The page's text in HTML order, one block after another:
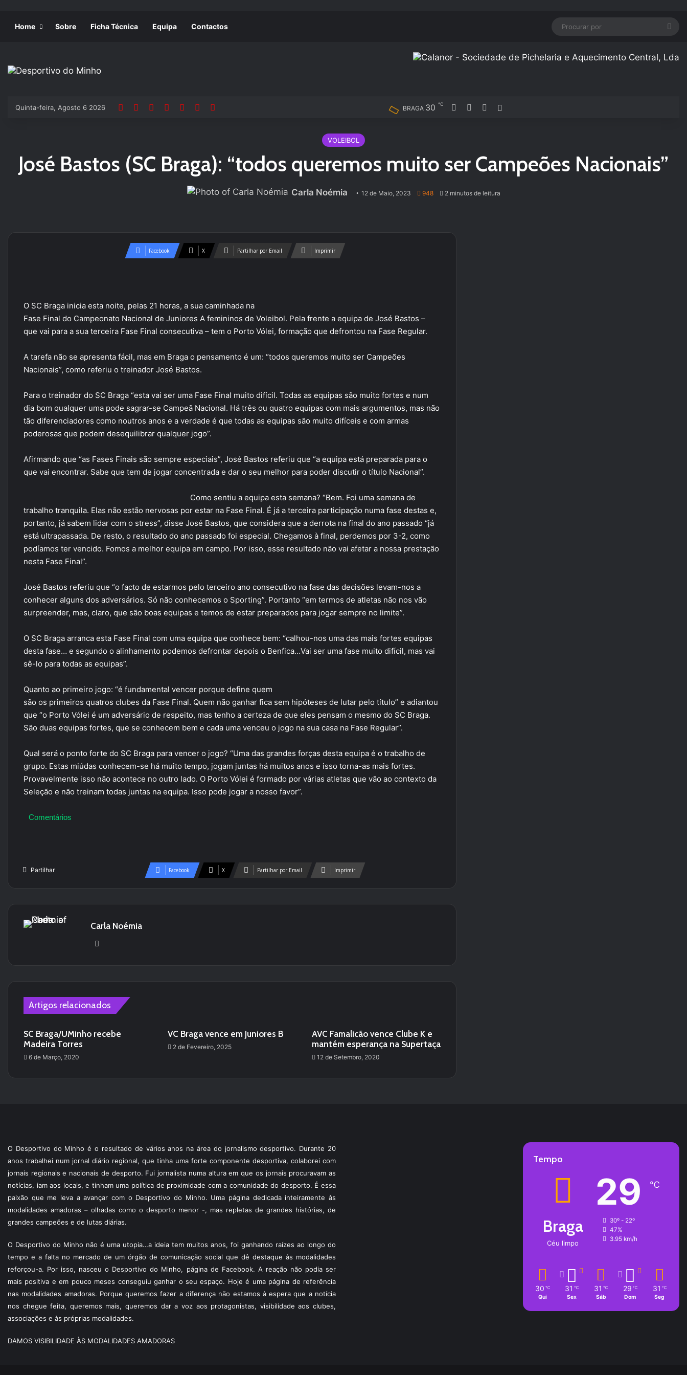
Home Sobre Ficha Técnica Equipa Contactos
Quinta-feira, Agosto 6 2026 BRAGA 30 ℃ FacebookYouTubeInstagram
VOLEIBOL
José Bastos (SC Braga): “todos queremos muito ser Campeões Nacionais”
Carla Noémia 12 de Maio, 2023 948 2 minutos de leitura
Facebook X Partilhar por Email Imprimir
O SC Braga inicia esta noite, pelas 21 horas, a sua caminhada na
Fase Final do Campeonato Nacional de Juniores A femininos de Voleibol. Pela frente a equipa de José Bastos –
que vai para a sua terceira Fase Final consecutiva – tem o Porto Vólei, formação que defrontou na Fase Regular.
A tarefa não se apresenta fácil, mas em Braga o pensamento é um: “todos queremos muito ser Campeões
Nacionais”, como referiu o treinador José Bastos.
Para o treinador do SC Braga “esta vai ser uma Fase Final muito difícil. Todas as equipas são muito fortes e num
dia bom qualquer uma pode sagrar-se Campeã Nacional. Há três ou quatro equipas com mais argumentos, mas não
tão diferenciadores como noutros anos e a verdade é que todas as equipas são muito difíceis e com armas
poderosas que podem desequilibrar qualquer jogo”.
Afirmando que “as Fases Finais são sempre especiais”, José Bastos referiu que “a equipa está preparada para o
que vai encontrar. Sabe que tem de jogar concentrada e dar o seu melhor para poder discutir o título Nacional”.
Como sentiu a equipa esta semana? “Bem. Foi uma semana de
trabalho tranquila. Elas não estão nervosas por estar na Fase Final. É já a terceira participação numa fase destas e,
portanto, já sabem lidar com o stress”, disse José Bastos, que considera que a derrota na final do ano passado “já
está ultrapassada. De resto, o resultado do ano passado foi especial. Chegamos à final, perdemos por 3-2, como
podíamos ter vencido. Fomos a melhor equipa em campo. Por isso, esse resultado não vai afetar a nossa prestação
nesta Fase Final”.
José Bastos referiu que “o facto de estarmos pelo terceiro ano consecutivo na fase das decisões levam-nos a
conhecer alguns dos adversários. Só não conhecemos o Sporting”. Portanto “em termos de atletas não nos vão
surpreender, mas, claro, que são boas equipas e temos de estar preparados para jogar sempre no limite”.
O SC Braga arranca esta Fase Final com uma equipa que conhece bem: “calhou-nos uma das mais fortes equipas
desta fase… e segundo o alinhamento podemos defrontar depois o Benfica…Vai ser uma fase muito difícil, mas vai
sê-lo para todas as equipas”.
Quanto ao primeiro jogo: “é fundamental vencer porque define quem
são os primeiros quatros clubes da Fase Final. Quem não ganhar fica sem hipóteses de lutar pelo título” e adiantou
que “o Porto Vólei é um adversário de respeito, mas tenho a certeza de que eles pensam o mesmo do SC Braga.
São duas equipas fortes, que se conhecem bem e cada uma venceu o jogo na sua casa na Fase Regular”.
Qual será o ponto forte do SC Braga para vencer o jogo? “Uma das grandes forças desta equipa é o trabalho de
grupo. Estas miúdas conhecem-se há muito tempo, jogam juntas há muitos anos e isso torna-as mais fortes.
Provavelmente isso não acontece no outro lado. O Porto Vólei é formado por várias atletas que vão ao contexto da
Seleção e não treinam todas juntas na equipa. Isso pode jogar a nosso favor”.
Comentários
Partilhar Facebook X Partilhar por Email Imprimir
Carla Noémia
Artigos relacionados
SC Braga/UMinho recebe
Madeira Torres
6 de Março, 2020
VC Braga vence em Juniores B
2 de Fevereiro, 2025
AVC Famalicão vence Clube K e
mantém esperança na Supertaça
12 de Setembro, 2020
O Desportivo do Minho é o resultado de vários anos na área do jornalismo desportivo. Durante 20
anos trabalhei num jornal diário regional, que tinha uma forte componente desportiva, colaborei com
jornais regionais e nacionais de desporto. Fui jornalista numa altura em que os jornais procuravam as
notícias, iam aos locais, e tinham uma política de proximidade com a comunidade do desporto. É essa
paixão que me leva a avançar com o Desportivo do Minho. Uma página dedicada inteiramente às
modalidades amadoras – olhadas como o desporto menor -, mas repletas de grandes histórias, de
grandes campeões e de lutas diárias.
O Desportivo do Minho não é uma utopia…a ideia tem muitos anos, foi ganhando raízes ao longo do
tempo e a falta no mercado de um órgão de comunicação social que dê destaque às modalidades
reforçou-a. Por isso, nasceu o Desportivo do Minho, página de Facebook. A reação não podia ser
mais positiva e em pouco meses conseguiu ganhar o seu espaço. Hoje é uma página de referência
nas modalidades amadoras. Porque queremos fazer a diferença não estamos à espera que a notícia
nos chegue feita, queremos mais, queremos dar a voz aos protagonistas, visibilidade aos clubes,
associações e às próprias modalidades.
DAMOS VISIBILIDADE ÀS MODALIDADES AMADORAS
Tempo
Braga
Céu limpo
29 ℃
30º - 22º
47%
3.95 km/h
30 ℃
Qui
31 ℃
Sex
31 ℃
Sáb
29 ℃
Dom
31 ℃
Seg